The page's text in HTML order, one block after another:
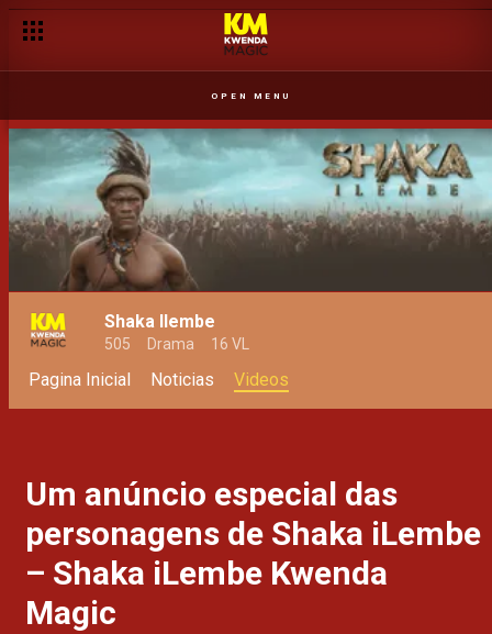
OPEN MENU
Shaka Ilembe
505 Drama 16 VL
Pagina Inicial Noticias Videos
Um anúncio especial das
personagens de Shaka iLembe
– Shaka iLembe Kwenda
Magic
A Rufilde está em busca da sua mãe – Njila